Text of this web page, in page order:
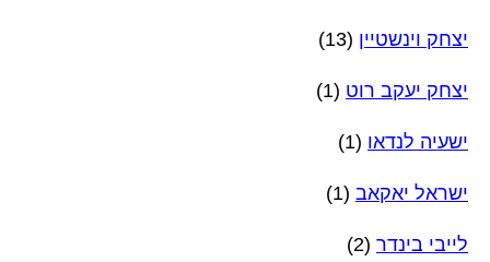
יצחק וינשטיין (13)
יצחק יעקב רוט (1)
ישעיה לנדאו (1)
ישראל יאקאב (1)
לייבי בינדר (2)